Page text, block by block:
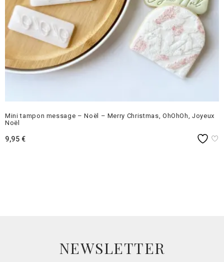
Mini tampon message – Noël – Merry Christmas, OhOhOh, Joyeux
Noël
9,95€
NEWSLETTER